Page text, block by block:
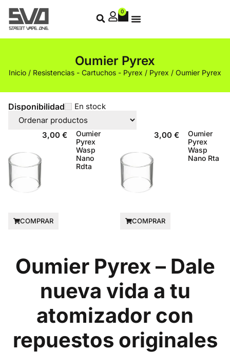
0
Oumier Pyrex
Inicio / Resistencias - Cartuchos - Pyrex / Pyrex / Oumier Pyrex
Disponibilidad En stock
3,00 €
Oumier
Pyrex
Wasp
Nano
Rdta
COMPRAR
3,00 €
Oumier
Pyrex
Wasp
Nano Rta
COMPRAR
Oumier Pyrex – Dale
nueva vida a tu
atomizador con
repuestos originales